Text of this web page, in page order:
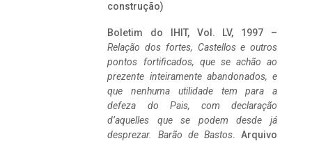
construção)
Boletim do IHIT, Vol. LV, 1997 –
Relação dos fortes, Castellos e outros
pontos fortificados, que se achão ao
prezente inteiramente abandonados, e
que nenhuma utilidade tem para a
defeza do Pais, com declaração
d’aquelles que se podem desde já
desprezar. Barão de Bastos. Arquivo